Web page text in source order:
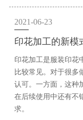
2021-06-23
印花加工的新模
印花加工是服装印花
比较常见。对于很多
认可。一方面，这种
在后续使用中还有不
求。